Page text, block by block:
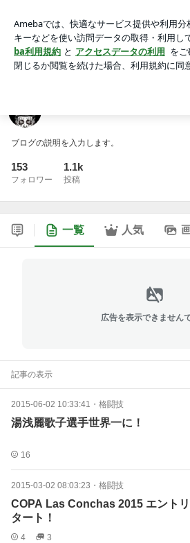
アプリをダウンロードして ブログの更新通
ょう。
ブログの説明を入力します。
153
フォロワー
1.1k
投稿
一覧 人気
広告を表示できません
記事の表示
2015-06-02 10:33:41 ・ 格闘技
湯浅麗歌子選手世界一に！
16
2015-03-02 08:03:23 ・ 格闘技
COPA Las Conchas 2015 エント
タート！
4 3